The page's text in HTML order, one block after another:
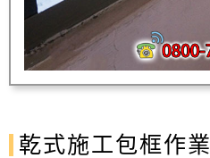
乾式施工包框作業